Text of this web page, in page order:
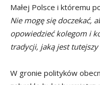
Małej Polsce i któremu
Nie mogę się doczekać,
opowiedzieć kolegom i
tradycji, jaką jest
W gronie polityków